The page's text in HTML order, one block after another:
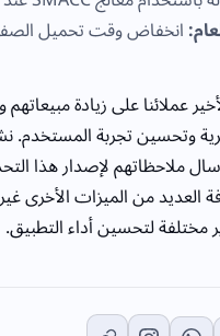
انخفاض وقت تحميل
عملائنا على زيادة مبيعاتهم
وتحسين تجربة المستخدم.
ملاحظاتهم لإصدار هذا
من الميزات الأخرى غير
لتحسين أداء التطبيق.